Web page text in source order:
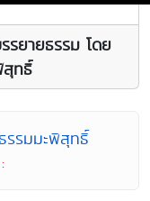
รยายธรรม โดย
สุทธิ์
รรมมะพิสุทธิ์